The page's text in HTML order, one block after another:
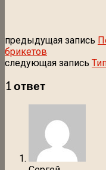
предыдущая запись
брикетов
следующая запись
1 ответ